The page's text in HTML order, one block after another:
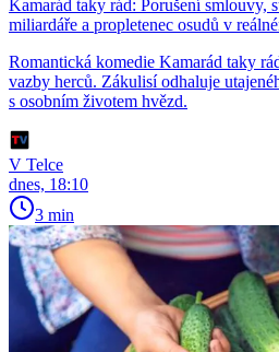
Kamarád taky rád: Porušení smlouvy,
miliardáře a propletenec osudů v
Romantická komedie Kamarád taky
vazby herců. Zákulisí odhaluje
s osobním životem hvězd.
V Telce
dnes, 18:10
3 min